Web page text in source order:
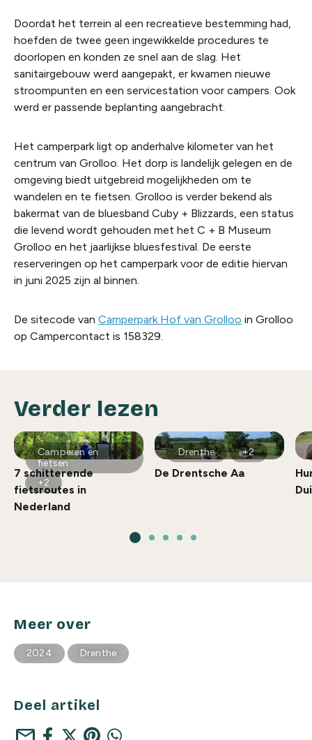
Doordat het terrein al een recreatieve bestemming had,
hoefden de twee geen ingewikkelde procedures te
doorlopen en konden ze snel aan de slag. Het
sanitairgebouw werd aangepakt, er kwamen nieuwe
stroompunten en een servicestation voor campers. Ook
werd er passende beplanting aangebracht.
Het camperpark ligt op anderhalve kilometer van het
centrum van Grolloo. Het dorp is landelijk gelegen en de
omgeving biedt uitgebreid mogelijkheden om te
wandelen en te fietsen. Grolloo is verder bekend als
bakermat van de bluesband Cuby + Blizzards, een status
die levend wordt gehouden met het C + B Museum
Grolloo en het jaarlijkse bluesfestival. De eerste
reserveringen op het camperpark voor de editie hiervan
in juni 2025 zijn al binnen.
De sitecode van Camperpark Hof van Grolloo in Grolloo
op Campercontact is 158329.
Verder lezen
Camperen en
fietsen
+2
7 schitterende
fietsroutes in
Nederland
Drenthe +2
De Drentsche Aa
Meer over
2024 Drenthe
Deel artikel